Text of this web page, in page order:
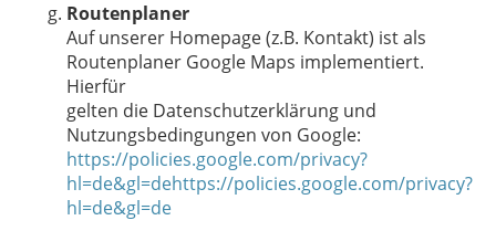
Routenplaner
Auf unserer Homepage (z.B. Kontakt) ist als
Routenplaner Google Maps implementiert.
Hierfür
gelten die Datenschutzerklärung und
Nutzungsbedingungen von Google:
https://policies.google.com/privacy?
hl=de&gl=dehttps://policies.google.com/privacy?
hl=de&gl=de